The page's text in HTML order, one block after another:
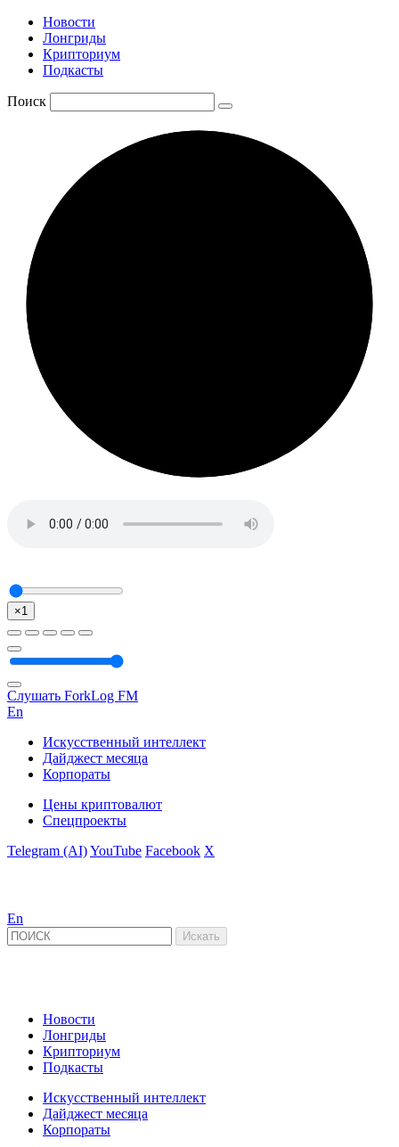
Новости
Лонгриды
Крипториум
Подкасты
Поиск
×1
Слушать ForkLog FM
En
Искусственный интеллект
Дайджест месяца
Корпораты
Цены криптовалют
Спецпроекты
Telegram (AI)YouTube Facebook X
En
Новости
Лонгриды
Крипториум
Подкасты
Искусственный интеллект
Дайджест месяца
Корпораты